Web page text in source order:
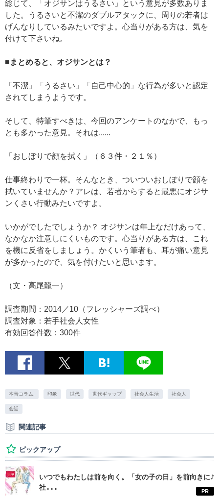
総じて、「オジサンはうるさい」という意見が多数ありま
した。うるさいと不潔のダブルアタックに、周りの若者は
げんなりしているみたいですよ。心当りがある方は、気を
付けて下さいね。
■まとめると、オジサンとは？
「不潔」「うるさい」「自己中心的」な行為が多いと認定
されてしまうようです。
そして、特筆すべきは、今回のアンケートのなかで、もっ
とも多かった意見。それは......
「おしぼりで顔を拭く」（６３件・２１％）
仕事終わりで一杯。そんなとき、ついついおしぼりで顔を
拭いていませんか？アレは、若者からすると最悪にオジサ
ンくさい行動みたいですよ。
いかがでしたでしょうか？ オジサンは年上なだけあって、
なかなか注意しにくいものです。心当りがある方は、これ
を機に反省をしましょう。かくいう筆者も、耳が痛い意見
が多かったので、気を付けたいと思います。
（文・高尾龍一）
調査期間：2014／10（フレッシャーズ調べ）
調査対象：若手社会人女性
有効回答件数：300件
本音コラム. 印象 世代 世代ギャップ 社会人生活 社会人
会話
関連記事
ピックアップ
いつでもわたしは前を向く。「女の子の日」を前向きに♪
社...
PR